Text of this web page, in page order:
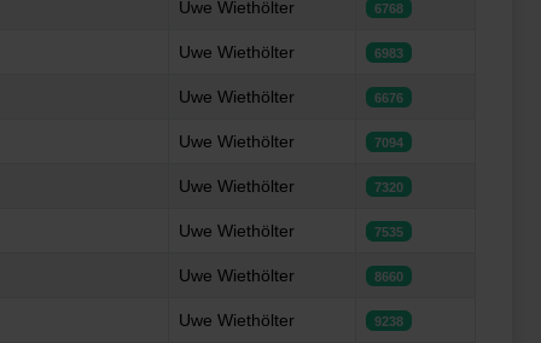
Uwe Wiethölter 6768
Uwe Wiethölter 6983
Uwe Wiethölter 6676
Uwe Wiethölter 7094
Uwe Wiethölter 7320
Uwe Wiethölter 7535
Uwe Wiethölter 8660
Uwe Wiethölter 9238